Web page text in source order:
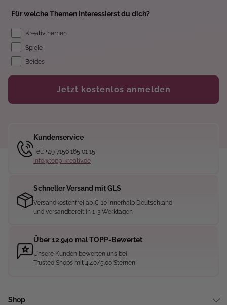
Für welche Themen interessierst du dich?
Kreativthemen
Spiele
Beides
Jetzt kostenlos anmelden
Kundenservice
Tel.: +49 7156 165 01 15
info@topp-kreativ.de
Schneller Versand mit GLS
Versandkostenfrei ab € 10 innerhalb Deutschland
und versandbereit in 1-3 Werktagen
Über 12.940 mal TOPP-Bewertet
Unsere Kunden bewerten uns bei
Trusted Shops mit 4.40/5.00 Sternen
Shop